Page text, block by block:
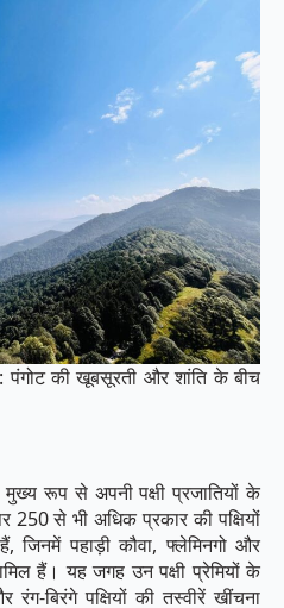
पंगोट की खूबसूरती और शांति के बीच
मुख्य रूप से अपनी पक्षी प्रजातियों के
250 से भी अधिक प्रकार की पक्षियों
जिनमें पहाड़ी कौवा, फ्लेमिनगो और
हैं। यह जगह उन पक्षी प्रेमियों के
बिरंगे पक्षियों की तस्वीरें खींचना